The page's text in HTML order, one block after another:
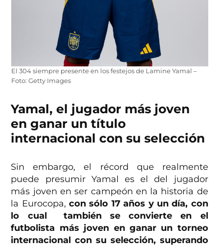
El 304 siempre presente en los festejos de Lamine Yamal –
Foto: Getty Images
Yamal, el jugador más joven
en ganar un título
internacional con su selección
Sin embargo, el récord que realmente
puede presumir Yamal es el del jugador
más joven en ser campeón en la historia de
la Eurocopa, con sólo 17 años y un día, con
lo cual también se convierte en el
futbolista más joven en ganar un torneo
internacional con su selección, superando